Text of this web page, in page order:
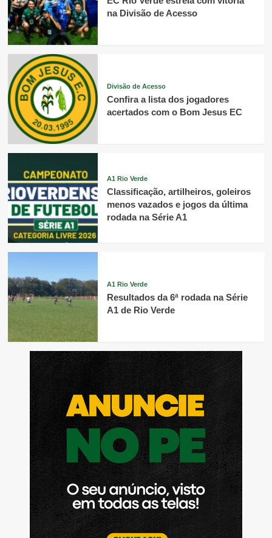
na Divisão de Acesso
Divisão de Acesso
Confira a lista dos jogadores
acertados com o Bom Jesus EC
A1 Rio Verde
Classificação, artilheiros, goleiros
menos vazados e jogos da última
rodada na Série A1
A1 Rio Verde
Resultados da 6ª rodada na Série
A1 de Rio Verde